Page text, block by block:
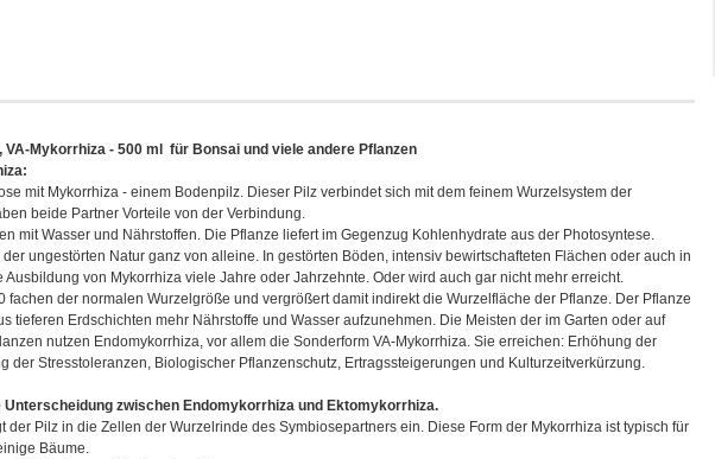
Mykorrhiza - 500 ml für Bonsai und viele andere Pflanzen
mit Mykorrhiza - einem Bodenpilz. Dieser Pilz verbindet sich mit dem feinem Wurzelsystem der
beide Partner Vorteile von der Verbindung.
mit Wasser und Nährstoffen. Die Pflanze liefert im Gegenzug Kohlenhydrate aus der Photosyntese.
ungestörten Natur ganz von alleine. In gestörten Böden, intensiv bewirtschafteten Flächen oder auch in
Ausbildung von Mykorrhiza viele Jahre oder Jahrzehnte. Oder wird auch gar nicht mehr erreicht.
fachen der normalen Wurzelgröße und vergrößert damit indirekt die Wurzelfläche der Pflanze. Der Pflanze
tieferen Erdschichten mehr Nährstoffe und Wasser aufzunehmen. Die Meisten der im Garten oder auf
nutzen Endomykorrhiza, vor allem die Sonderform VA-Mykorrhiza. Sie erreichen: Erhöhung der
der Stresstoleranzen, Biologischer Pflanzenschutz, Ertragssteigerungen und Kulturzeitverkürzung.
zwischen Endomykorrhiza und Ektomykorrhiza.
der Pilz in die Zellen der Wurzelrinde des Symbiosepartners ein. Diese Form der Mykorrhiza ist typisch für
Bäume.